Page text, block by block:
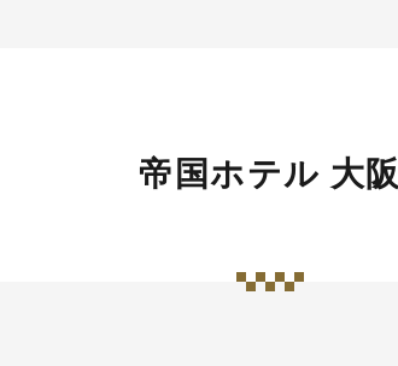
帝国ホテル 大阪